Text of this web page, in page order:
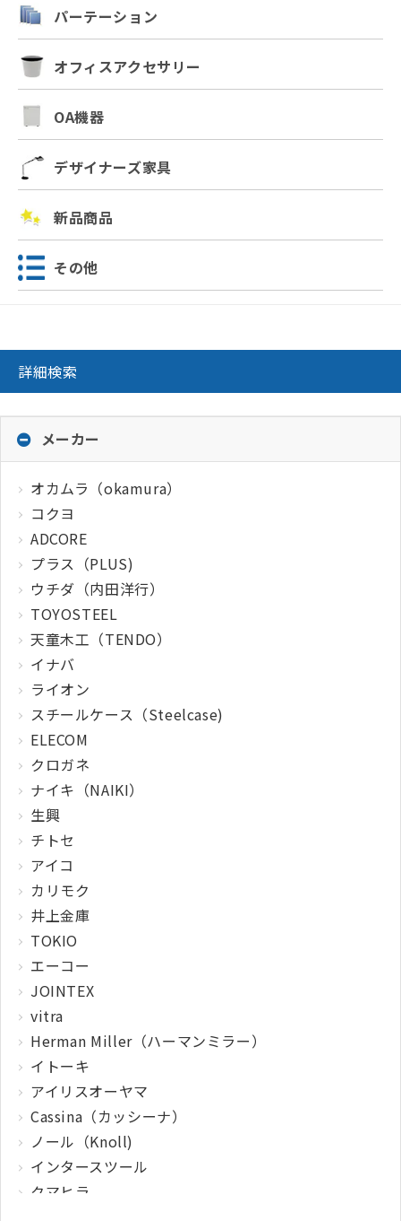
パーテーション
オフィスアクセサリー
OA機器
デザイナーズ家具
新品商品
その他
詳細検索
メーカー
オカムラ（okamura）
コクヨ
ADCORE
プラス（PLUS)
ウチダ（内田洋行）
TOYOSTEEL
天童木工（TENDO）
イナバ
ライオン
スチールケース（Steelcase)
ELECOM
クロガネ
ナイキ（NAIKI）
生興
チトセ
アイコ
カリモク
井上金庫
TOKIO
エーコー
JOINTEX
vitra
Herman Miller（ハーマンミラー）
イトーキ
アイリスオーヤマ
Cassina（カッシーナ）
ノール（Knoll)
インタースツール
クマヒラ